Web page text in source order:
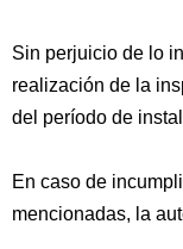
Sin perjuicio de lo
realización de la
del período de
En caso de
mencionadas, la